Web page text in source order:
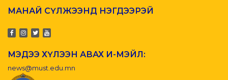
МАНАЙ СҮЛЖЭЭНД НЭГДЭЭРЭЙ
МЭДЭЭ ХҮЛЭЭН АВАХ И-МЭЙЛ:
news@must.edu.mn